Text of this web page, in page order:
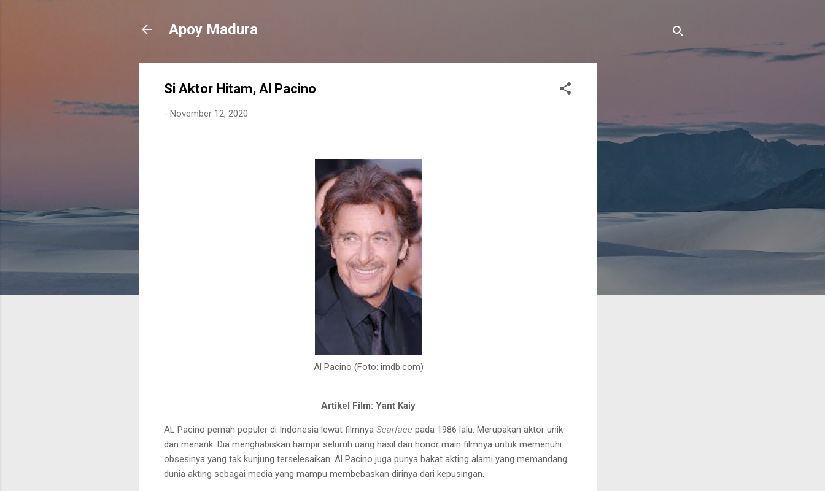
Apoy Madura
Si Aktor Hitam, Al Pacino
- November 12, 2020
Al Pacino (Foto: imdb.com)
Artikel Film: Yant Kaiy
AL Pacino pernah populer di Indonesia lewat filmnya Scarface pada 1986 lalu . Merupakan aktor unik
dan menarik. Dia menghabiskan hampir seluruh uang hasil dari honor main filmnya untuk memenuhi
obsesinya yang tak kunjung terselesaikan. Al Pacino juga punya bakat akting alami yang memandang
dunia akting sebagai media yang mampu membebaskan dirinya dari kepusingan.